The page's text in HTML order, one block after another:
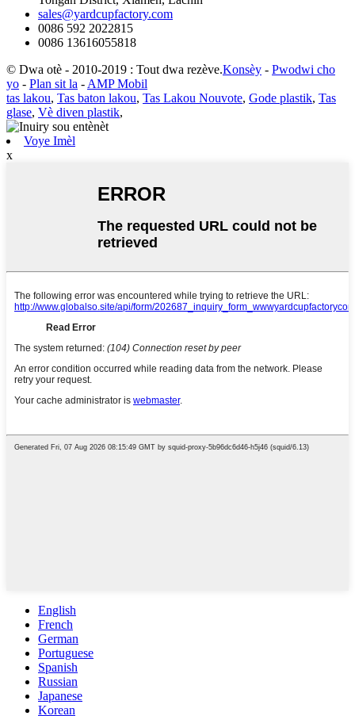
sales@yardcupfactory.com
0086 592 2022815
0086 13616055818
© Dwa otè - 2010-2019 : Tout dwa rezève.Konsèy - Pwodwi cho
yo - Plan sit la - AMP Mobil
tas lakou, Tas baton lakou, Tas Lakou Nouvote, Gode ​​plastik, Tas
glase, Vè diven plastik,
Voye Imèl
x
English
French
German
Portuguese
Spanish
Russian
Japanese
Korean